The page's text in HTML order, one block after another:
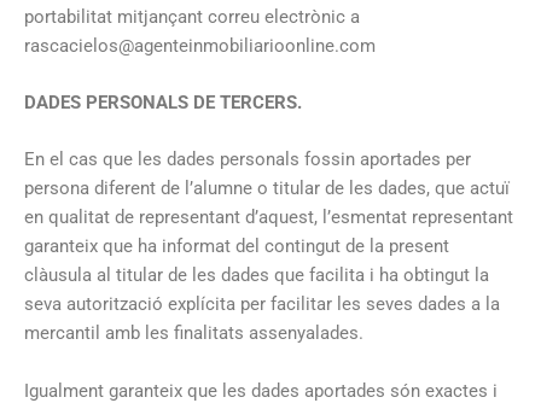
portabilitat mitjançant correu electrònic a
rascacielos@agenteinmobiliarioonline.com
DADES PERSONALS DE TERCERS.
En el cas que les dades personals fossin aportades per
persona diferent de l’alumne o titular de les dades, que actuï
en qualitat de representant d’aquest, l’esmentat representant
garanteix que ha informat del contingut de la present
clàusula al titular de les dades que facilita i ha obtingut la
seva autorització explícita per facilitar les seves dades a la
mercantil amb les finalitats assenyalades.
Igualment garanteix que les dades aportades són exactes i